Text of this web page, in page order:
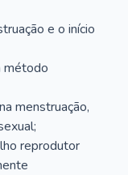
e o início
método
menstruação,
reprodutor